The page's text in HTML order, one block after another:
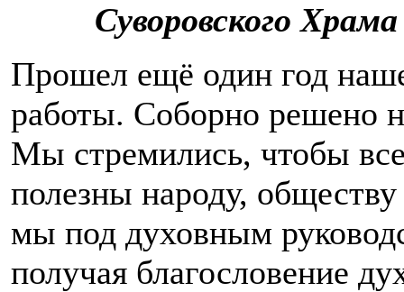
Суворовского
Прошел ещё один год
работы. Соборно решено
Мы стремились, чтобы
полезны народу,
мы под духовным
получая благословение